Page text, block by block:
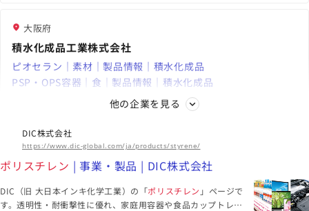
大阪府
積水化成品工業株式会社
ピオセラン｜素材｜製品情報｜積水化成品
PSP・OPS容器｜食｜製品情報｜積水化成品
エスレンビーズ HCMH｜サステナブル・スタープロダクト（環
境貢献製品）一覧｜製品情報｜積水化成品
海外拠点
アジア、欧州、北米、中南米
このメーカーに絞り込む（47）
他の企業を見る
DIC株式会社
https://www.dic-global.com/ja/products/styrene/
ポリスチレン | 事業・製品 | DIC株式会社
DIC（旧 大日本インキ化学工業）の「ポリスチレン 」ページで
す。透明性・耐衝撃性に優れ、家庭用容器や食品カップトレー